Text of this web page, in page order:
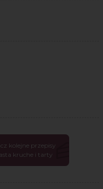
kolejne przepisy
kruche i tarty